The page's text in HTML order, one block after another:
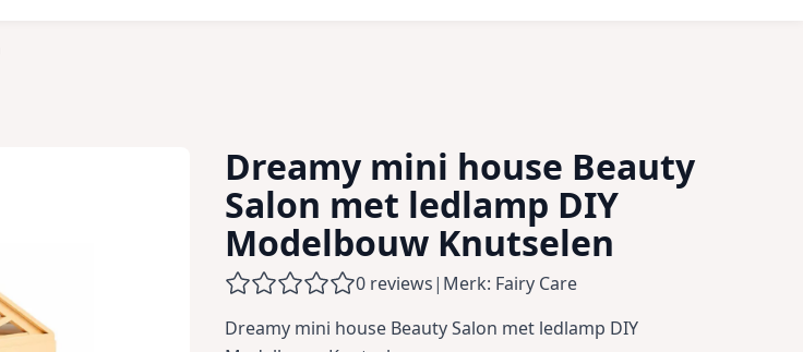
Dreamy mini house Beauty
Salon met ledlamp DIY
Modelbouw Knutselen
0 reviews| Merk: Fairy Care
Dreamy mini house Beauty Salon met ledlamp DIY